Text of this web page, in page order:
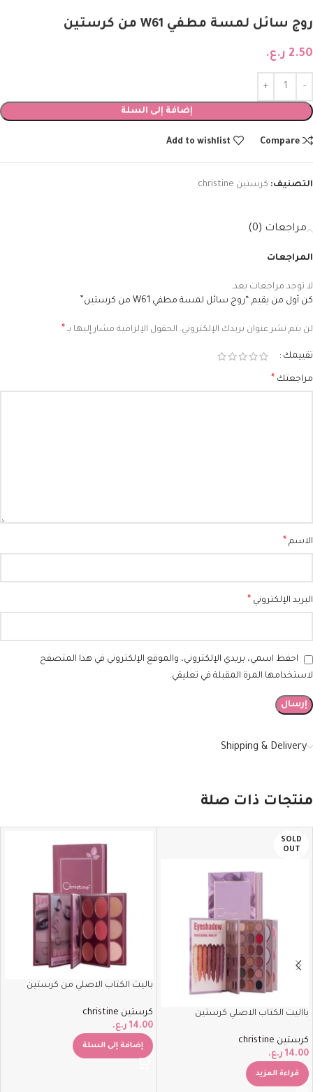
روج سائل لمسة مطفي W61 من كرستين
2.50 ر.ع.
إضافة إلى السلة
Compare
Add to wishlist
التصنيف: كرستين christine
مراجعات (0)
المراجعات
لا توجد مراجعات بعد.
كن أول من يقيم “روج سائل لمسة مطفي W61 من كرستين”
لن يتم نشر عنوان بريدك الإلكتروني. الحقول الإلزامية مشار إليها بـ *
تقييمك
مراجعتك *
الاسم *
البريد الإلكتروني *
احفظ اسمي، بريدي الإلكتروني، والموقع الإلكتروني في هذا المتصفح
لاستخدامها المرة المقبلة في تعليقي.
Shipping & Delivery
منتجات ذات صلة
SOLD
OUT
بااليت الكتاب الاصلي كرستين
كرستين christine
14.00 ر.ع.
قراءة المزيد
باليت الكتاب الاصلي من كرستين
كرستين christine
14.00 ر.ع.
إضافة إلى السلة